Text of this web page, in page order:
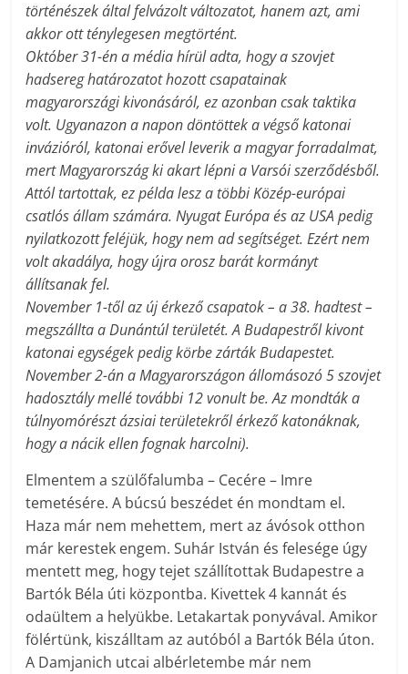
történészek által felvázolt változatot, hanem azt, ami
akkor ott ténylegesen megtörtént.
Október 31-én a média hírül adta, hogy a szovjet
hadsereg határozatot hozott csapatainak
magyarországi kivonásáról, ez azonban csak taktika
volt. Ugyanazon a napon döntöttek a végső katonai
invázióról, katonai erővel leverik a magyar forradalmat,
mert Magyarország ki akart lépni a Varsói szerződésből.
Attól tartottak, ez példa lesz a többi Közép-európai
csatlós állam számára. Nyugat Európa és az USA pedig
nyilatkozott feléjük, hogy nem ad segítséget. Ezért nem
volt akadálya, hogy újra orosz barát kormányt
állítsanak fel.
November 1-től az új érkező csapatok – a 38. hadtest –
megszállta a Dunántúl területét. A Budapestről kivont
katonai egységek pedig körbe zárták Budapestet.
November 2-án a Magyarországon állomásozó 5 szovjet
hadosztály mellé további 12 vonult be. Az mondták a
túlnyomórészt ázsiai területekről érkező katonáknak,
hogy a nácik ellen fognak harcolni).
Elmentem a szülőfalumba – Cecére – Imre
temetésére. A búcsú beszédet én mondtam el.
Haza már nem mehettem, mert az ávósok otthon
már kerestek engem. Suhár István és felesége úgy
mentett meg, hogy tejet szállítottak Budapestre a
Bartók Béla úti központba. Kivettek 4 kannát és
odaültem a helyükbe. Letakartak ponyvával. Amikor
fölértünk, kiszálltam az autóból a Bartók Béla úton.
A Damjanich utcai albérletembe már nem